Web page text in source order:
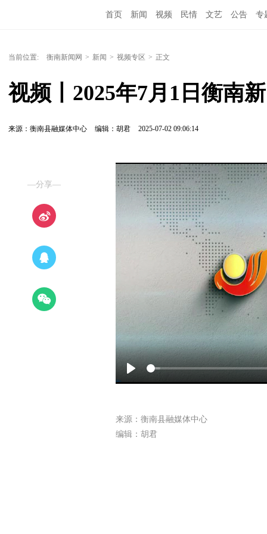
首页 新闻 视频 民情 文艺 公告 专
当前位置: 衡南新闻网 > 新闻 > 视频专区 > 正文
视频丨2025年7月1日衡南
来源：衡南县融媒体中心 编辑：胡君 2025-07-02 09:06:14
—分享—
Play
来源：衡南县融媒体中心
编辑：胡君